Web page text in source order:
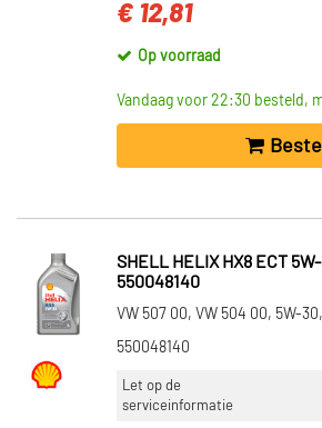
€ 12,81
Op voorraad
Vandaag voor 22:30 besteld,
SHELL HELIX HX8 ECT
550048140
VW 507 00, VW 504 00, 5W-30,
550048140
Let op de
serviceinformatie